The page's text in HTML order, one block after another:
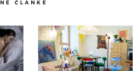
ČLANKE